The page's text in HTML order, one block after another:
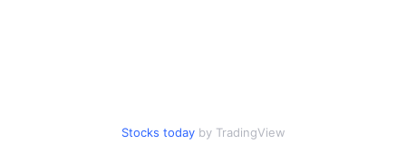
Stocks today by TradingView